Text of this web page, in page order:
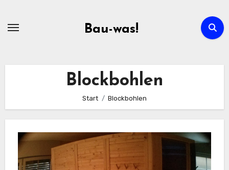
Bau-was!
Blockbohlen
Start Blockbohlen